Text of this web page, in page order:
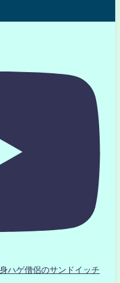
ハゲ僧侶のサンドイッチ